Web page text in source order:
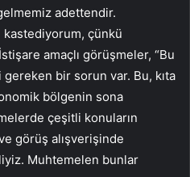
adettendir.
kastediyorum, çünkü
amaçlı görüşmeler, “Bu
bir sorun var. Bu, kıta
bölgenin sona
çeşitli konuların
görüş alışverişinde
Muhtemelen bunlar